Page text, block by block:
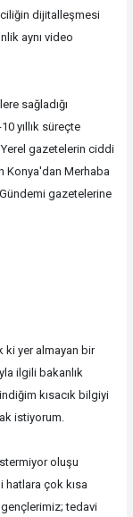
dijitalleşmesi
aynı video
sağladığı
yıllık süreçte
gazetelerin ciddi
Konya'dan Merhaba
gazetelerine
ki yer almayan bir
ilgili bakanlık
kısacık bilgiyi
istiyorum.
oluşu
hatlara çok kısa
tedavi